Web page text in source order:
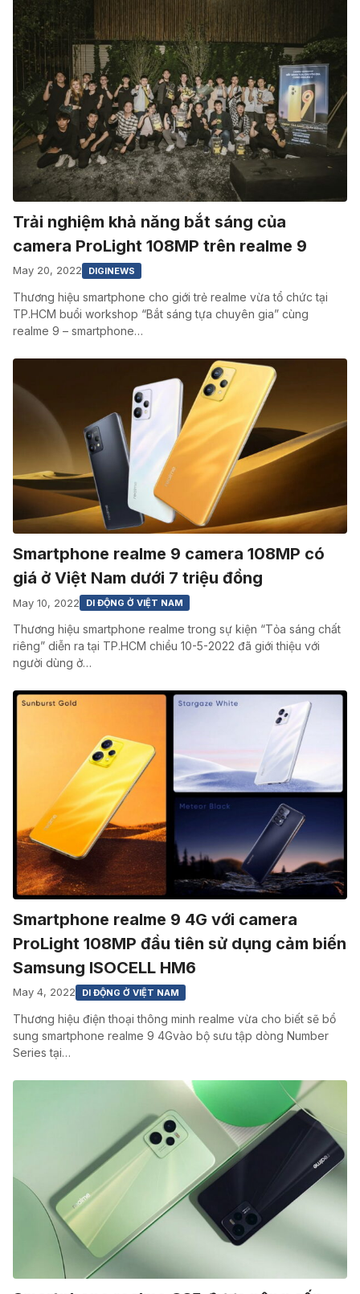
Trải nghiệm khả năng bắt sáng của
camera ProLight 108MP trên realme 9
May 20, 2022 DIGINEWS
Thương hiệu smartphone cho giới trẻ realme vừa tổ chức tại
TP.HCM buổi workshop “Bắt sáng tựa chuyên gia” cùng
realme 9 – smartphone…
Smartphone realme 9 camera 108MP có
giá ở Việt Nam dưới 7 triệu đồng
May 10, 2022 DI ĐỘNG Ở VIỆT NAM
Thương hiệu smartphone realme trong sự kiện “Tỏa sáng chất
riêng” diễn ra tại TP.HCM chiều 10-5-2022 đã giới thiệu với
người dùng ở…
Smartphone realme 9 4G với camera
ProLight 108MP đầu tiên sử dụng cảm biến
Samsung ISOCELL HM6
May 4, 2022 DI ĐỘNG Ở VIỆT NAM
Thương hiệu điện thoại thông minh realme vừa cho biết sẽ bổ
sung smartphone realme 9 4Gvào bộ sưu tập dòng Number
Series tại…